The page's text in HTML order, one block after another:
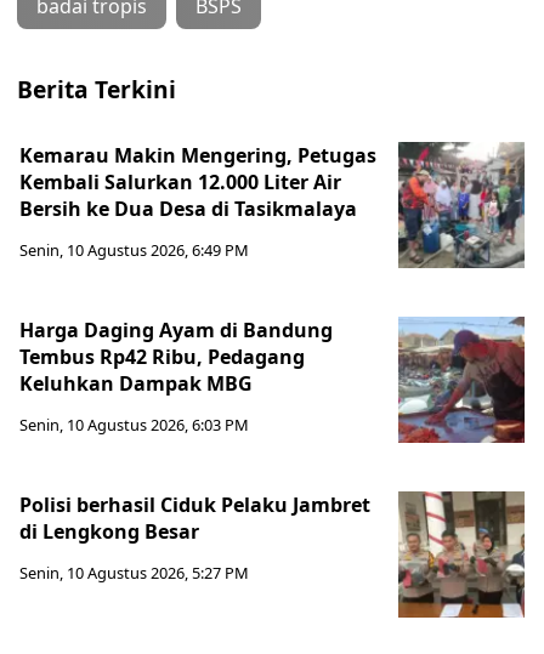
badai tropis BSPS
Berita Terkini
Kemarau Makin Mengering, Petugas
Kembali Salurkan 12.000 Liter Air
Bersih ke Dua Desa di Tasikmalaya
Senin, 10 Agustus 2026, 6:49 PM
Harga Daging Ayam di Bandung
Tembus Rp42 Ribu, Pedagang
Keluhkan Dampak MBG
Senin, 10 Agustus 2026, 6:03 PM
Polisi berhasil Ciduk Pelaku Jambret
di Lengkong Besar
Senin, 10 Agustus 2026, 5:27 PM